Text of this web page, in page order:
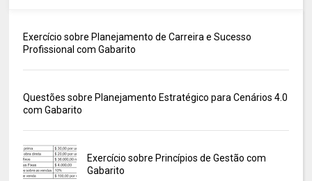
Exercício sobre Planejamento de Carreira e Sucesso
Profissional com Gabarito
Questões sobre Planejamento Estratégico para Cenários 4.0
com Gabarito
Exercício sobre Princípios de Gestão com
Gabarito